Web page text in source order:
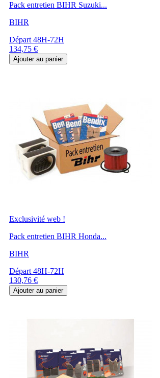
Pack entretien BIHR Suzuki...
BIHR
Départ 48H-72H
Prix
134,75 €
Ajouter au panier
Exclusivité web !
Pack entretien BIHR Honda...
BIHR
Départ 48H-72H
Prix
130,76 €
Ajouter au panier